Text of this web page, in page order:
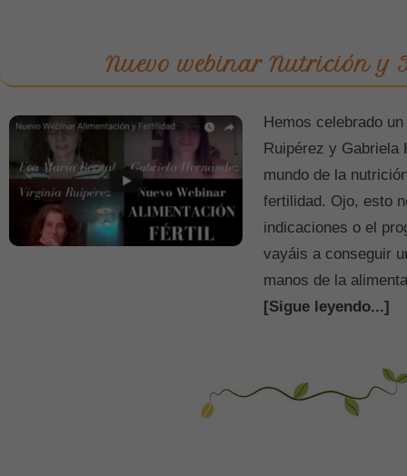
Nuevo webinar Nutrición y
Hemos celebrado
Ruipérez y Gabriela
mundo de la
fertilidad. Ojo, esto
indicaciones o el
vayáis a conseguir
manos de la
[Sigue leyendo...]